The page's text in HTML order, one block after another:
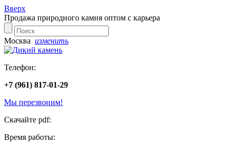
Вверх
Продажа природного камня оптом с карьера
Москва изменить
Телефон:
+7 (961) 817-01-29
Мы перезвоним!
Скачайте pdf:
Время работы: